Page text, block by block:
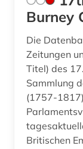
Burney
Die
Zeitungen
Titel) des
Sammlung
(1757-
Britischen